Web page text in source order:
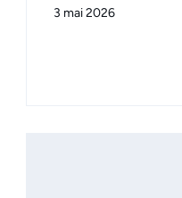
3 mai 2026